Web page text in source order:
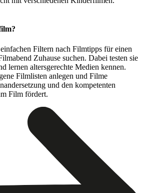
Filtern nach Filmtipps für einen
Zuhause suchen. Dabei testen sie
lernen altersgerechte Medien kennen.
Filmlisten anlegen und Filme
und den kompetenten
Film fördert.